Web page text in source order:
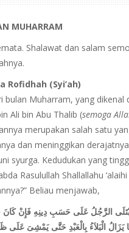
MUHARRAM
Shalawat dan salam
Rofidhah (Syi’ah)
bulan Muharram, yang dikenal
Ali bin Abu Thalib (semoga
merupakan salah satu
dan meninggikan
syurga. Kedudukan yang
Rasulullah Shallallahu
Beliau menjawab,
يُبْتَلَى الرَّجُلُ عَلَى حَسَبِ دِينِهِ فَإِنْ كَانَ
الْبَلاَءُ بِالْعَبْدِ حَتَّى يَمْشِىَ عَلَى